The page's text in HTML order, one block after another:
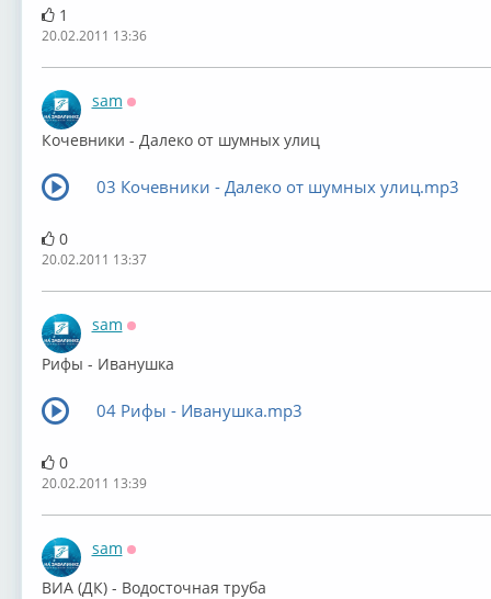
1
20.02.2011 13:36
sam
Кочевники - Далеко от шумных улиц
03 Кочевники - Далеко от шумных улиц.mp3
0
20.02.2011 13:37
sam
Рифы - Иванушка
04 Рифы - Иванушка.mp3
0
20.02.2011 13:39
sam
ВИА (ДК) - Водосточная труба